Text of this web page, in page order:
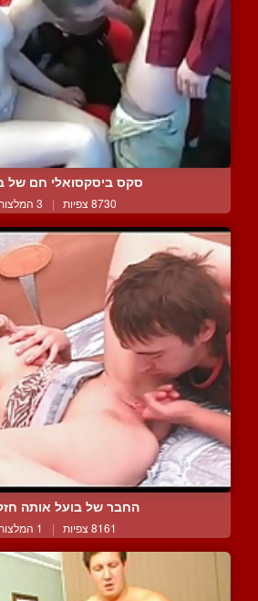
סקס ביסקסואלי חם של
8730 צפיות | 3 המלצות
החבר של בועל אותה
8161 צפיות | 1 המלצות